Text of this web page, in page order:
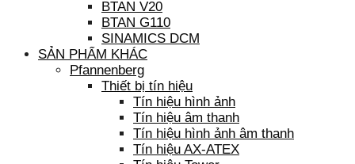
BTAN V20
BTAN G110
SINAMICS DCM
SẢN PHẨM KHÁC
Pfannenberg
Thiết bị tín hiệu
Tín hiệu hình ảnh
Tín hiệu âm thanh
Tín hiệu hình ảnh âm thanh
Tín hiệu AX-ATEX